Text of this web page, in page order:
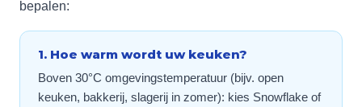
bepalen:
1. Hoe warm wordt uw keuken?
Boven 30°C omgevingstemperatuur (bijv. open
keuken, bakkerij, slagerij in zomer): kies Snowflake of